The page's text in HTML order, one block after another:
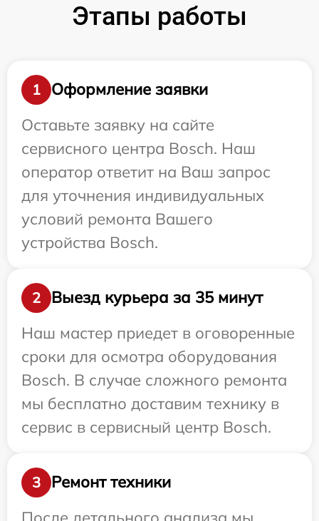
Этапы работы
1
Оформление заявки
Оставьте заявку на сайте
сервисного центра Bosch. Наш
оператор ответит на Ваш запрос
для уточнения индивидуальных
условий ремонта Вашего
устройства Bosch.
2
Выезд курьера за 35 минут
Наш мастер приедет в оговоренные
сроки для осмотра оборудования
Bosch. В случае сложного ремонта
мы бесплатно доставим технику в
сервис в сервисный центр Bosch.
3
Ремонт техники